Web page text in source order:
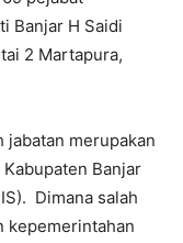
Banjar H Saidi
2 Martapura,
jabatan merupakan
Banjar
Dimana salah
kepemerintahan